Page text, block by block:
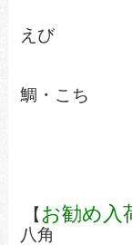
えび
つづの
鯛・こち
【お勧め入
八角